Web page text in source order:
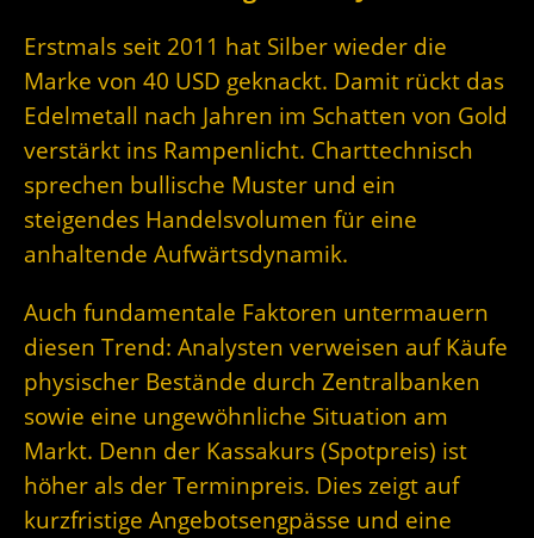
Erstmals seit 2011 hat Silber wieder die
Marke von 40 USD geknackt. Damit rückt das
Edelmetall nach Jahren im Schatten von Gold
verstärkt ins Rampenlicht. Charttechnisch
sprechen bullische Muster und ein
steigendes Handelsvolumen für eine
anhaltende Aufwärtsdynamik.
Auch fundamentale Faktoren untermauern
diesen Trend: Analysten verweisen auf Käufe
physischer Bestände durch Zentralbanken
sowie eine ungewöhnliche Situation am
Markt. Denn der Kassakurs (Spotpreis) ist
höher als der Terminpreis. Dies zeigt auf
kurzfristige Angebotsengpässe und eine